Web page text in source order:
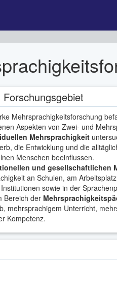
Mehrsprachigkeitsforschung
Aspekten von Zwei- und
Mehrsprachigkeit
die Entwicklung und die
Menschen beeinflussen.
und gesellschaftlichen
an Schulen, am
sowie in der
Bereich der
mehrsprachigem Unterricht,
Kompetenz.